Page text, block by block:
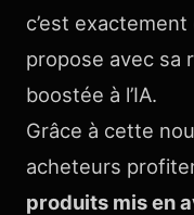
c’est
propose avec sa
boostée à l’IA.
Grâce à cette
acheteurs
produits mis en